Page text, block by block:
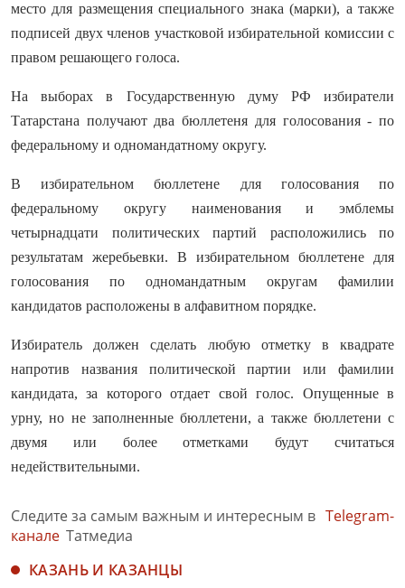
место для размещения специального знака (марки), а также
подписей двух членов участковой избирательной комиссии с
правом решающего голоса.
На выборах в Государственную думу РФ избиратели
Татарстана получают два бюллетеня для голосования - по
федеральному и одномандатному округу.
В избирательном бюллетене для голосования по
федеральному округу наименования и эмблемы
четырнадцати политических партий расположились по
результатам жеребьевки. В избирательном бюллетене для
голосования по одномандатным округам фамилии
кандидатов расположены в алфавитном порядке.
Избиратель должен сделать любую отметку в квадрате
напротив названия политической партии или фамилии
кандидата, за которого отдает свой голос. Опущенные в
урну, но не заполненные бюллетени, а также бюллетени с
двумя или более отметками будут считаться
недействительными.
Следите за самым важным и интересным в Telegram-
канале Татмедиа
КАЗАНЬ И КАЗАНЦЫ